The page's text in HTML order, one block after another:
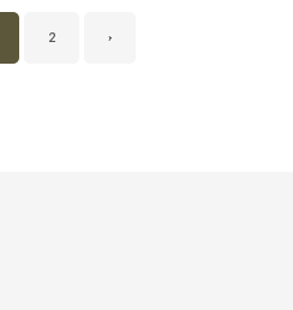
2 ›